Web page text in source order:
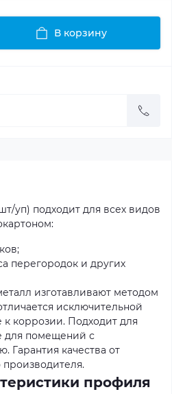
В корзину
уп) подходит для всех видов
перегородок и других
изготавливают методом
исключительной
к коррозии. Подходит для
для помещений с
Гарантия качества от
производителя.
профиля